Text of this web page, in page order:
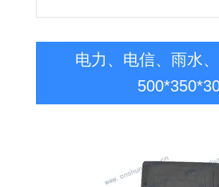
电力、电信、雨水